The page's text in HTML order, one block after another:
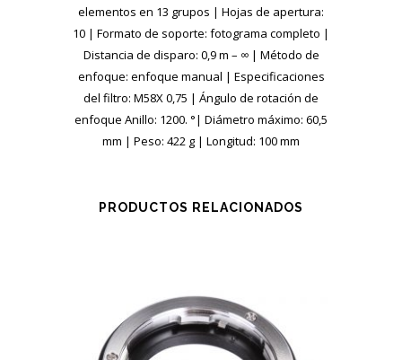
elementos en 13 grupos | Hojas de apertura:
10 | Formato de soporte: fotograma completo |
Distancia de disparo: 0,9 m – ∞ | Método de
enfoque: enfoque manual | Especificaciones
del filtro: M58X 0,75 | Ángulo de rotación de
enfoque Anillo: 1200. °| Diámetro máximo: 60,5
mm | Peso: 422 g | Longitud: 100 mm
PRODUCTOS RELACIONADOS